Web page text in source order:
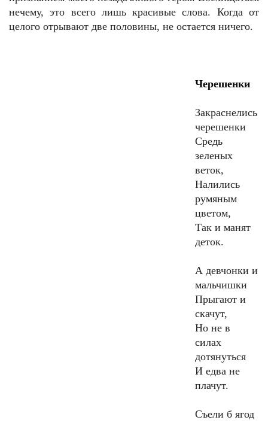
нечему, это всего лишь красивые слова. Когда от
целого отрывают две половины, не остается ничего.
Черешенки
Закраснелись
черешенки
Средь
зеленых
веток,
Налились
румяным
цветом,
Так и манят
деток.
А девчонки и
мальчишки
Прыгают и
скачут,
Но не в
силах
дотянуться
И едва не
плачут.
Съели б ягод